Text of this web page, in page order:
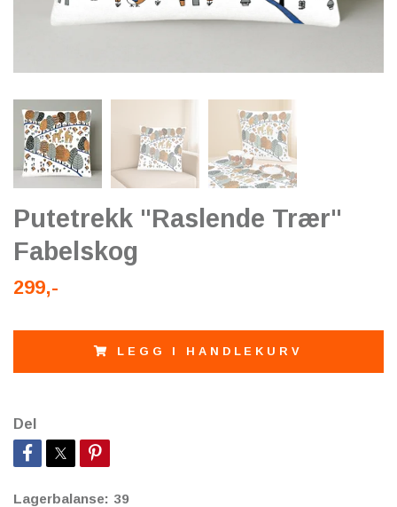
Putetrekk "Raslende Trær"
Fabelskog
299,-
LEGG I HANDLEKURV
Del
Lagerbalanse: 39